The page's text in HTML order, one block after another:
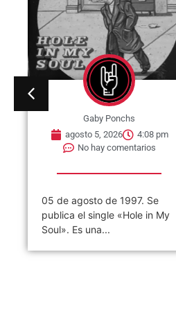
Gaby Ponchs
agosto 5, 2026
4:05 pm
No hay comentarios
05 de agosto de 1961. Nace
Julie E. «Tawny» Kitaen, mas
conocida como Tawny